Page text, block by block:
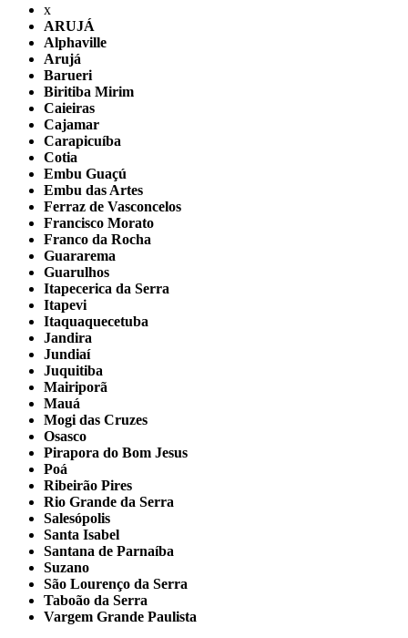
x
ARUJÁ
Alphaville
Arujá
Barueri
Biritiba Mirim
Caieiras
Cajamar
Carapicuíba
Cotia
Embu Guaçú
Embu das Artes
Ferraz de Vasconcelos
Francisco Morato
Franco da Rocha
Guararema
Guarulhos
Itapecerica da Serra
Itapevi
Itaquaquecetuba
Jandira
Jundiaí
Juquitiba
Mairiporã
Mauá
Mogi das Cruzes
Osasco
Pirapora do Bom Jesus
Poá
Ribeirão Pires
Rio Grande da Serra
Salesópolis
Santa Isabel
Santana de Parnaíba
Suzano
São Lourenço da Serra
Taboão da Serra
Vargem Grande Paulista